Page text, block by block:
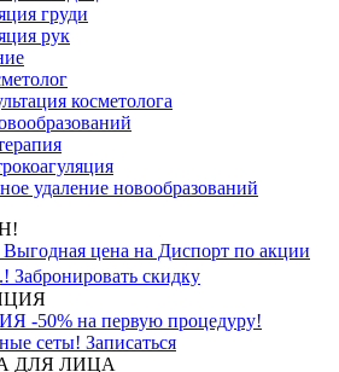
груди
рук
косметолога
удаление новообразований
Выгодная цена на Диспорт по акции
Забронировать скидку
-50% на первую процедуру!
сеты! Записаться